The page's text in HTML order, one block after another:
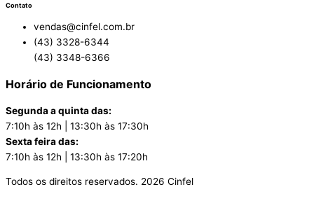
Contato
vendas@cinfel.com.br
(43) 3328-6344
(43) 3348-6366
Horário de Funcionamento
Segunda a quinta das:
7:10h às 12h | 13:30h às 17:30h
Sexta feira das:
7:10h às 12h | 13:30h às 17:20h
Todos os direitos reservados. 2026 Cinfel